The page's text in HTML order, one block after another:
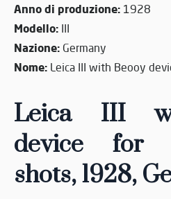
Anno di produzione: 1928
Modello: III
Nazione: Germany
Nome: Leica III with Beooy
Leica III
device for
shots, 1928,